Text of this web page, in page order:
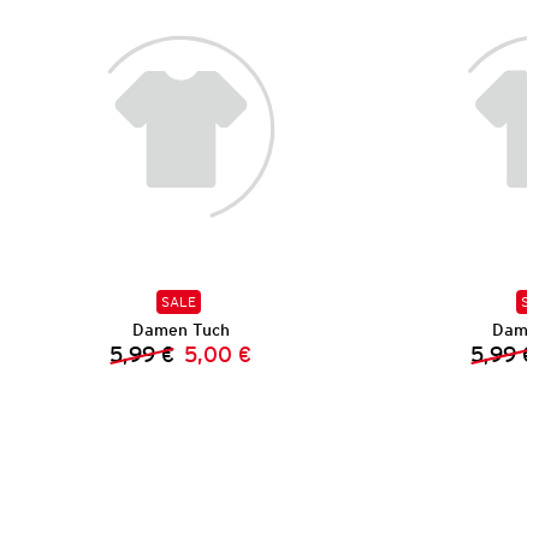
SALE
Damen Tuch
Vorheriger Preis:
5,99 € Neuer Preis:
5,00 € 5,99 €